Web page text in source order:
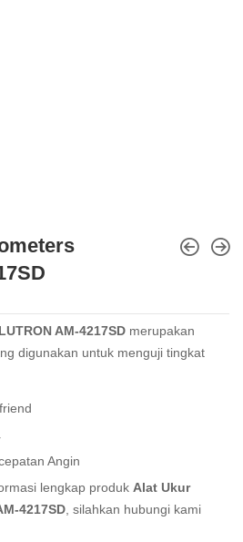
AM-4217SD merupakan
digunakan untuk menguji tingkat
Angin
lengkap produk Alat Ukur
4217SD , silahkan hubungi kami